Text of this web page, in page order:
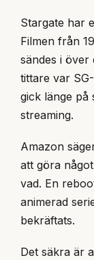
Stargate har
Filmen från
sändes i över
tittare var
gick länge på
streaming.
Amazon
att göra
vad. En
animerad
bekräftats.
Det säkra är